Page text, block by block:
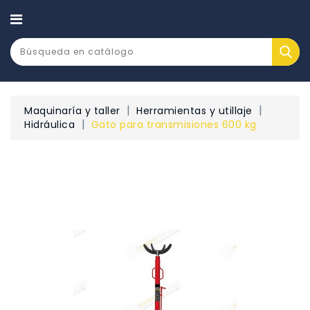
CATEGORÍA
Maquinaría y taller
Herramientas y utillaje
Hidráulica
Gato para transmisiones 600 kg